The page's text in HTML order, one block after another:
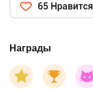
65 Нравится
Награды